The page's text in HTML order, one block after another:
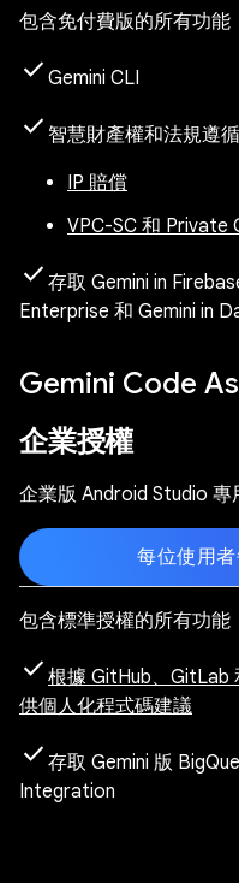
包含免付費版的所有功能
check Gemini CLI
check 智慧財產權和法規遵循
IP 賠償
VPC-SC 和 Private
check 存取 Gemini in
Enterprise 和 Gemini in
Gemini Code
企業授權
企業版 Android Studio 專
每位使用
包含標準授權的所有功能
check 根據 GitHub、GitLab
供個人化程式碼建議
check 存取 Gemini 版
Integration